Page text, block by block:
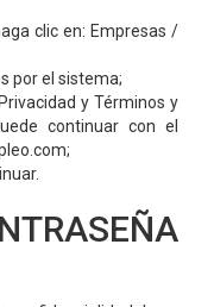
clic en: Empresas /
por el sistema;
y Términos y
continuar con el